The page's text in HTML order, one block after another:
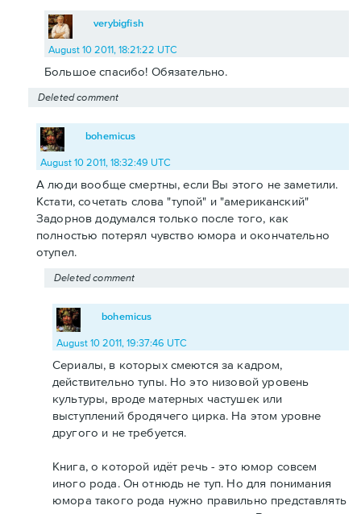
verybigfish
August 10 2011, 18:21:22 UTC
Большое спасибо! Обязательно.
Deleted comment
bohemicus
August 10 2011, 18:32:49 UTC
А люди вообще смертны, если Вы этого не заметили.
Кстати, сочетать слова "тупой" и "американский"
Задорнов додумался только после того, как
полностью потерял чувство юмора и окончательно
отупел.
Deleted comment
bohemicus
August 10 2011, 19:37:46 UTC
Сериалы, в которых смеются за кадром,
действительно тупы. Но это низовой уровень
культуры, вроде матерных частушек или
выступлений бродячего цирка. На этом уровне
другого и не требуется.
Книга, о которой идёт речь - это юмор совсем
иного рода. Он отнюдь не туп. Но для понимания
юмора такого рода нужно правильно представлять